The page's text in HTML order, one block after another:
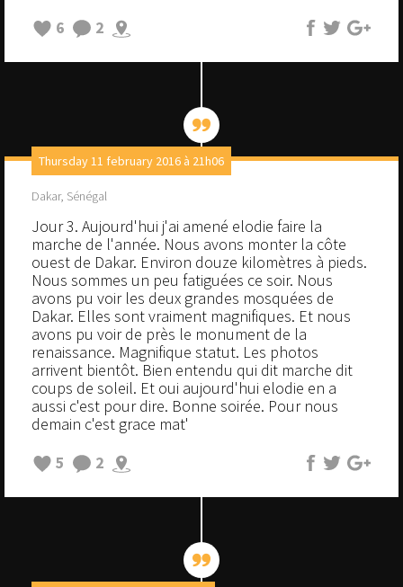
6
2
Thursday 11 february 2016 à 21h06
Dakar, Sénégal
Jour 3. Aujourd'hui j'ai amené elodie faire la
marche de l'année. Nous avons monter la côte
ouest de Dakar. Environ douze kilomètres à pieds.
Nous sommes un peu fatiguées ce soir. Nous
avons pu voir les deux grandes mosquées de
Dakar. Elles sont vraiment magnifiques. Et nous
avons pu voir de près le monument de la
renaissance. Magnifique statut. Les photos
arrivent bientôt. Bien entendu qui dit marche dit
coups de soleil. Et oui aujourd'hui elodie en a
aussi c'est pour dire. Bonne soirée. Pour nous
demain c'est grace mat'
5
2